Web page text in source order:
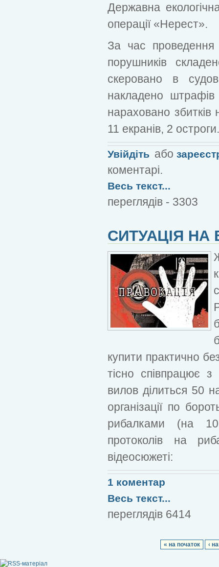
Державна
операції «Нерест».
За час проведення
порушників
скеровано в
накладено
нараховано
11 екранів, 2 остроги.
Увійдіть або
коментарі.
Весь текст...
переглядів - 3303
СИТУАЦІЯ
купити практично
тісно співпрацює
вилов ділиться 50
організації по
рибалками (на
протоколів на
відеосюжеті:
1 коментар
Весь текст...
переглядів 6414
« на початок ‹